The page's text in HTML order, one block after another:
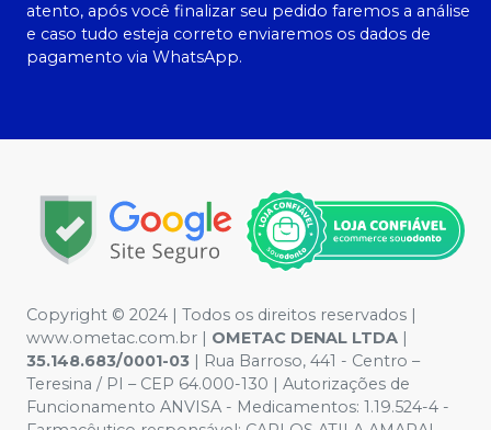
atento, após você finalizar seu pedido faremos a análise
e caso tudo esteja correto enviaremos os dados de
pagamento via WhatsApp.
Copyright © 2024 | Todos os direitos reservados |
www.ometac.com.br | OMETAC DENAL LTDA |
35.148.683/0001-03 | Rua Barroso, 441 - Centro –
Teresina / PI – CEP 64.000-130 | Autorizações de
Funcionamento ANVISA - Medicamentos: 1.19.524-4 -